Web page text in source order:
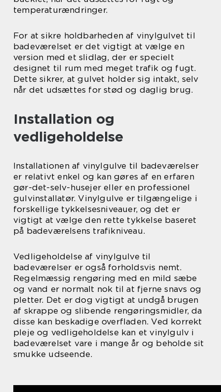
temperaturændringer.
For at sikre holdbarheden af vinylgulvet til
badeværelset er det vigtigt at vælge en
version med et slidlag, der er specielt
designet til rum med meget trafik og fugt.
Dette sikrer, at gulvet holder sig intakt, selv
når det udsættes for stød og daglig brug.
Installation og
vedligeholdelse
Installationen af vinylgulve til badeværelser
er relativt enkel og kan gøres af en erfaren
gør-det-selv-husejer eller en professionel
gulvinstallatør. Vinylgulve er tilgængelige i
forskellige tykkelsesniveauer, og det er
vigtigt at vælge den rette tykkelse baseret
på badeværelsens trafikniveau.
Vedligeholdelse af vinylgulve til
badeværelser er også forholdsvis nemt.
Regelmæssig rengøring med en mild sæbe
og vand er normalt nok til at fjerne snavs og
pletter. Det er dog vigtigt at undgå brugen
af skrappe og slibende rengøringsmidler, da
disse kan beskadige overfladen. Ved korrekt
pleje og vedligeholdelse kan et vinylgulv i
badeværelset vare i mange år og beholde sit
smukke udseende.